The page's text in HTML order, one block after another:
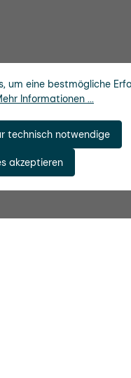
um eine bestmögliche
Informationen ...
technisch notwendige
akzeptieren